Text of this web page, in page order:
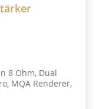
8 Ohm, Dual
MQA Renderer,